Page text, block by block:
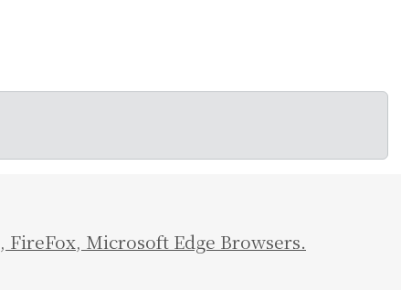
, FireFox, Microsoft Edge Browsers.